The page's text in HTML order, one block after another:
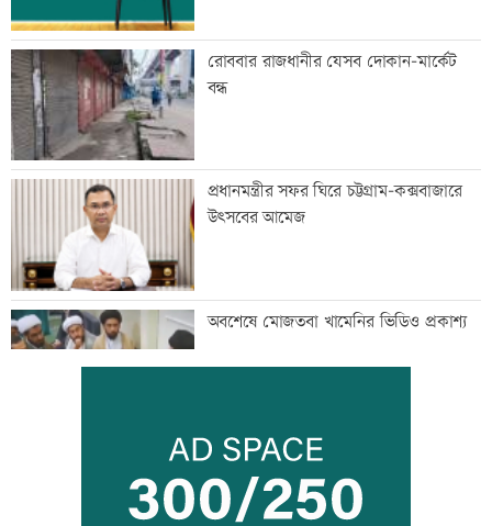
রোববার রাজধানীর যেসব দোকান-মার্কেট
বন্ধ
প্রধানমন্ত্রীর সফর ঘিরে চট্টগ্রাম-কক্সবাজারে
উৎসবের আমেজ
অবশেষে মোজতবা খামেনির ভিডিও প্রকাশ্য
আজ দেশে স্বর্ণের ভরি কত